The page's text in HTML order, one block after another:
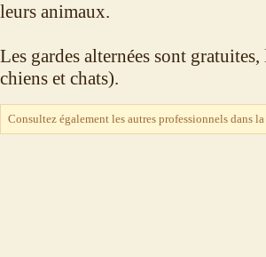
leurs animaux.
Les gardes alternées sont
chiens et chats).
Consultez également les autres professionnels dans